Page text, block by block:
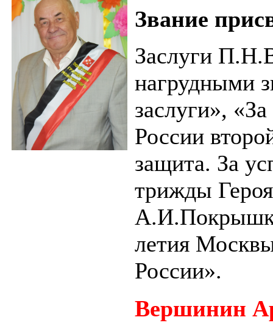
Звание
Заслуги
нагрудными
заслуги»,
России
защита. За
трижды
летия
России».
Вершинин